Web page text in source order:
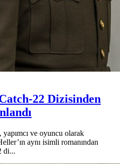
22 Dizisinden
ve oyuncu olarak
aynı isimli romanından
di...